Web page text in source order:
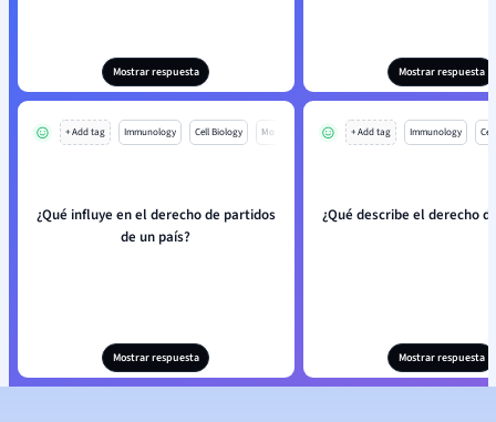
Mostrar respuesta Mostrar respuesta
+ Add tag Immunology Cell Biology Mo
¿Qué influye en el derecho de partidos
de un país?
Mostrar respuesta
+ Add tag Immunology
¿Qué describe el derecho
Mostrar respuesta